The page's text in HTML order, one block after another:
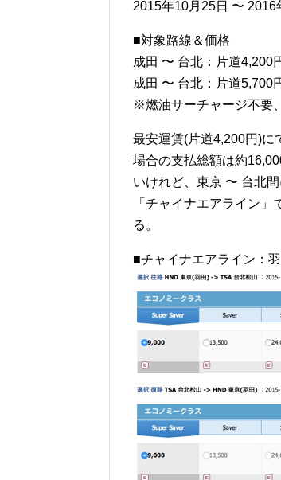
2015年10月25日 〜 2016
■対象路線＆価格
成田 〜 台北：片道4,200
成田 〜 台北：片道5,700
※燃油サーチャージ不要
最安運賃(片道4,200円)に
場合の支払総額は約
いけれど、東京 〜 台北
「チャイナエアライン
る。
■チャイナエアライン：